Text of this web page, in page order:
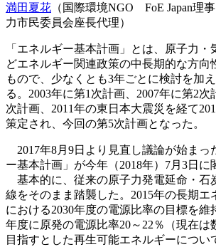
満田夏花 （国際環境NGO FoE Japan理
力市民委員会座長代理）
「エネルギー基本計画」とは、原子力
どエネルギー関連政策の中長期的な方向
もので、少なくとも3年ごとに検討を加
る。2003年に第1次計画、2007年に第2次
次計画、2011年の東日本大震災を経て
策定され、今回の第5次計画となった。
2017年8月9日より見直し議論が始まっ
ー基本計画」が今年（2018年）7月3日に
基本的に、従来の原子力発電延命・石
線をそのまま踏襲した。2015年の長期エ
における2030年度の電源比率の目標を維
年度に原発の電源比率20～22％（現在は
目指すとした再生可能エネルギーについ